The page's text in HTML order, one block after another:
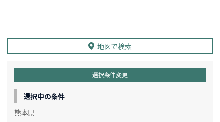
地図で検索
選択条件変更
選択中の条件
熊本県